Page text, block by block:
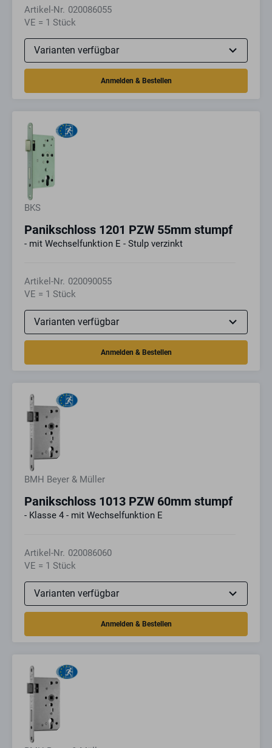
Artikel-Nr. 020086055
VE = 1 Stück
BKS
Panikschloss 1201 PZW 55mm stumpf
- mit Wechselfunktion E - Stulp verzinkt
Artikel-Nr. 020090055
VE = 1 Stück
BMH Beyer & Müller
Panikschloss 1013 PZW 60mm stumpf
- Klasse 4 - mit Wechselfunktion E
Artikel-Nr. 020086060
VE = 1 Stück